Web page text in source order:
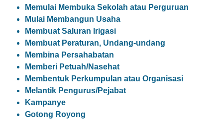
Memulai Membuka Sekolah atau Perguruan
Mulai Membangun Usaha
Membuat Saluran Irigasi
Membuat Peraturan, Undang-undang
Membina Persahabatan
Memberi Petuah/Nasehat
Membentuk Perkumpulan atau Organisasi
Melantik Pengurus/Pejabat
Kampanye
Gotong Royong